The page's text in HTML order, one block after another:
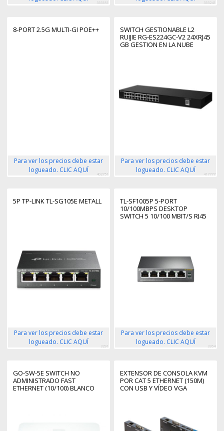
353181 353241
8-PORT 2.5G MULTI-GI POE++
Para ver los precios debe estar
logueado. CLIC AQUÍ
402751
SWITCH GESTIONABLE L2
RUIJIE RG-ES224GC-V2 24XRJ45
GB GESTION EN LA NUBE
Para ver los precios debe estar
logueado. CLIC AQUÍ
417777
5P TP-LINK TL-SG105E METALL
Para ver los precios debe estar
logueado. CLIC AQUÍ
3291
TL-SF1005P 5-PORT
10/100MBPS DESKTOP
SWITCH 5 10/100 MBIT/S RJ45
Para ver los precios debe estar
logueado. CLIC AQUÍ
3364
GO-SW-5E SWITCH NO
ADMINISTRADO FAST
ETHERNET (10/100) BLANCO
EXTENSOR DE CONSOLA KVM
POR CAT 5 ETHERNET (150M)
CON USB Y VÍDEO VGA